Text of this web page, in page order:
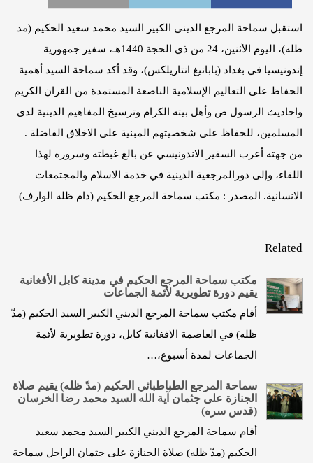
استقبل سماحة المرجع الديني الكبير السيد محمد سعيد الحكيم (مد
ظله)، اليوم الأثنين، 24 من ذي الحجة 1440هـ، سفير جمهورية
إندونيسيا في بغداد (بابانيغ انتاريلكس)، وقد أكد سماحة السيد أهمية
الحفاظ على التعاليم الإسلامية الناصعة المستمدة من القران الكريم
واحاديث الرسول ص وأهل بيته الكرام وترسيخ المفاهيم الدينية لدى
المسلمين، للحفاظ على شخصيتهم المبنية على الاخلاق الفاضلة .
من جهته أعرب السفير الاندونيسي عن بالغ غبطته وسروره لهذا
اللقاء، وإلى دورالمرجعية الدينية في خدمة الاسلام والمجتمعات
الانسانية. المصدر : مكتب سماحة المرجع الحكيم (دام ظله الوارف)
Related
مكتب سماحة المرجع الحكيم في مدينة كابل الأفغانية
يقيم دورة تطويرية لأئمة الجماعات
أقام مكتب سماحة المرجع الديني الكبير السيد الحكيم (مدّ
ظله) في العاصمة الافغانية كابل، دورة تطويرية لأئمة
الجماعات لمدة أسبوع،…
سماحة المرجع الطباطبائي الحكيم (مدّ ظله) يقيم صلاة
الجنازة على جثمان آية الله السيد محمد رضا الخرسان
(قدس سره)
أقام سماحة المرجع الديني الكبير السيد محمد سعيد
الحكيم (مدّ ظله) صلاة الجنازة على جثمان الراحل سماحة